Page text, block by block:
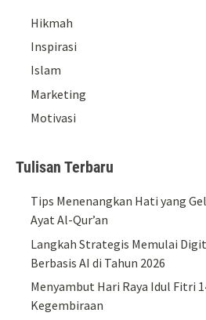
Hikmah
Inspirasi
Islam
Marketing
Motivasi
Tulisan Terbaru
Tips Menenangkan Hati yang
Ayat Al-Qur’an
Langkah Strategis Memulai
Berbasis AI di Tahun 2026
Menyambut Hari Raya Idul Fitri
Kegembiraan